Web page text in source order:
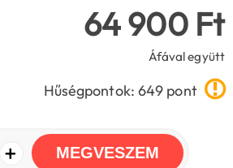
64 900 Ft
Áfával együtt
Hűségpontok: 649 pont
+ MEGVESZEM